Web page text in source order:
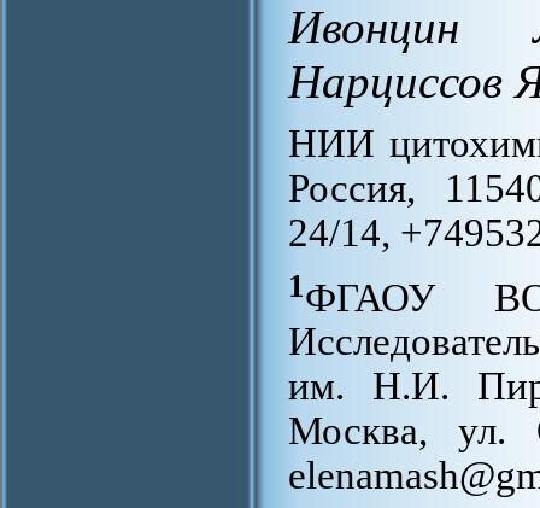
Ивонцин
Нарциссов
НИИ
Россия,
24/14,
1ФГАОУ ВО
им. Н.И.
Москва, ул.